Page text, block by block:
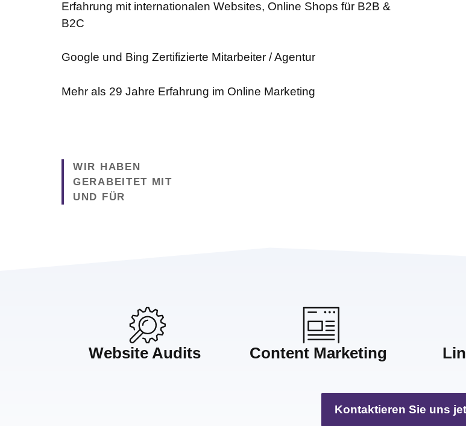
Erfahrung mit internationalen Websites, Online Shops für B2B &
B2C
Google und Bing Zertifizierte Mitarbeiter / Agentur
Mehr als 29 Jahre Erfahrung im Online Marketing
WIR HABEN
GERABEITET MIT
UND FÜR
Website Audits Content Marketing
Kontaktieren Sie uns